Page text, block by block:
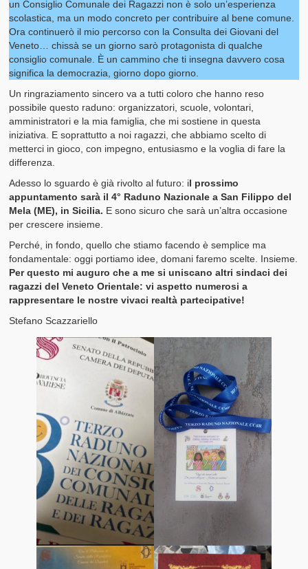
un Consiglio Comunale dei Ragazzi non è solo un’esperienza
scolastica, ma un modo concreto per contribuire al bene comune.
Ora continuerò il mio percorso con la Consulta dei Giovani del
Veneto… chissà se un giorno sarò protagonista di qualche
consiglio comunale. È un cammino che ti insegna davvero cosa
significa la democrazia, giorno dopo giorno.
Un ringraziamento sincero va a tutti coloro che hanno reso
possibile questo raduno: organizzatori, scuole, volontari,
amministratori e la mia famiglia, che mi sostiene in questa
iniziativa. E soprattutto a noi ragazzi, che abbiamo scelto di
metterci in gioco, con impegno, entusiasmo e la voglia di fare la
differenza.
Adesso lo sguardo è già rivolto al futuro: il prossimo
appuntamento sarà il 4° Raduno Nazionale a San Filippo del
Mela (ME), in Sicilia. E sono sicuro che sarà un’altra occasione
per crescere insieme.
Perché, in fondo, quello che stiamo facendo è semplice ma
fondamentale: oggi portiamo idee, domani faremo scelte. Insieme.
Per questo mi auguro che a me si uniscano altri sindaci dei
ragazzi del Veneto Orientale: vi aspetto numerosi a
rappresentare le nostre vivaci realtà partecipative!
Stefano Scazzariello